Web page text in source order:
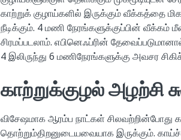
காற்றுக் குழாய்களில் இருக்கும் வீக்கத்தை
நீடிக்கும். 4 மணி நேரங்களுக்குப்பின் வீக்கம்
சிரமப்படலாம். எபினெஃப்ரின்
4 இலிருந்து 6 மணிநேரங்களுக்கு அவசர
காற்றுக்குழல் அழற்சி
விசேஷமாக ஆரம்ப நாட்கள் சிலவற்றின்போது
தொற்றும்திறனுடையவையாக இருக்கும்.